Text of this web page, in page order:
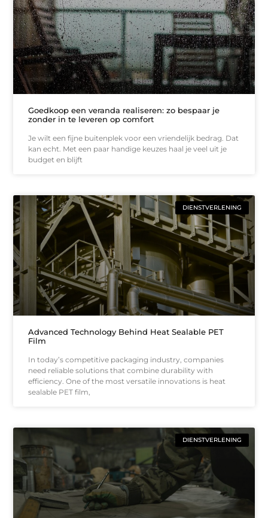
Goedkoop een veranda realiseren: zo bespaar je
zonder in te leveren op comfort
Je wilt een fijne buitenplek voor een vriendelijk bedrag. Dat
kan echt. Met een paar handige keuzes haal je veel uit je
budget en blijft
DIENSTVERLENING
Advanced Technology Behind Heat Sealable PET
Film
In today’s competitive packaging industry, companies
need reliable solutions that combine durability with
efficiency. One of the most versatile innovations is heat
sealable PET film,
DIENSTVERLENING